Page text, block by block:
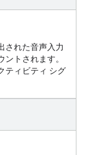
された音声入力
トされます。
ティビティ シグ